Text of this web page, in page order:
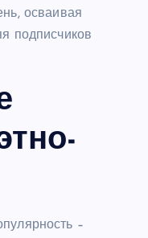
осваивая
подписчиков
–